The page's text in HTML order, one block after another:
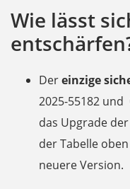
Wie lässt
Dereinzige
2025-55182 und
das Upgrade
der Tabelle
neuere Version.